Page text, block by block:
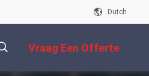
Dutch
Vraag Een Offerte